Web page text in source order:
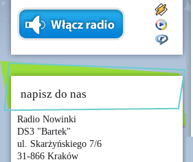
napisz do nas
Radio Nowinki
DS3 "Bartek"
ul. Skarżyńskiego 7/6
31-866 Kraków